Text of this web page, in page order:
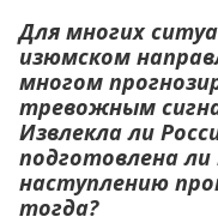
Для многих
изюмском
многом
тревожным
Извлекла ли
подготовлена
наступлению
тогда?